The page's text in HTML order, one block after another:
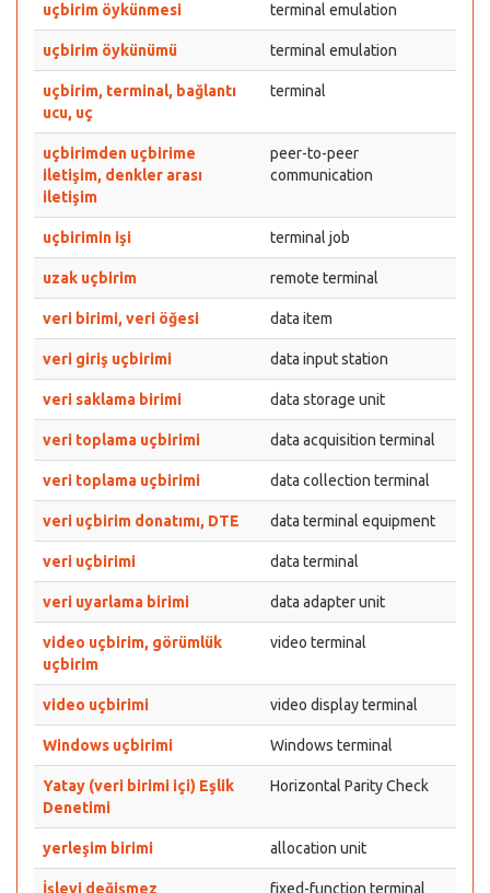
uçbirim öykünmesi terminal emulation
uçbirim öykünümü terminal emulation
uçbirim, terminal, bağlantı
ucu, uç
terminal
uçbirimden uçbirime
iletişim, denkler arası
iletişim
peer-to-peer
communication
uçbirimin işi terminal job
uzak uçbirim remote terminal
veri birimi, veri öğesi data item
veri giriş uçbirimi data input station
veri saklama birimi data storage unit
veri toplama uçbirimi data acquisition terminal
veri toplama uçbirimi data collection terminal
veri uçbirim donatımı, DTE data terminal equipment
veri uçbirimi data terminal
veri uyarlama birimi data adapter unit
video uçbirim, görümlük
uçbirim
video terminal
video uçbirimi video display terminal
Windows uçbirimi Windows terminal
Yatay (veri birimi içi) Eşlik
Denetimi
Horizontal Parity Check
yerleşim birimi allocation unit
İşlevi değişmez
fixed-function terminal